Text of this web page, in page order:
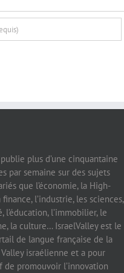
plus d’une cinquantaine
par semaine sur des sujets
que l’économie, la High-
finance, l’industrie, les sciences,
l’éducation, l’immobilier, le
la culture… IsraelValley est le
de langue française de la
israélienne et a pour
de promouvoir l’innovation